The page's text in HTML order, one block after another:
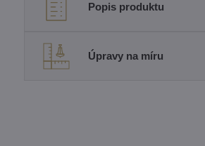
Popis produktu
Úpravy na míru